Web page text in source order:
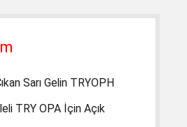
Sarı Gelin TRYOPH
TRY OPA İçin Açık